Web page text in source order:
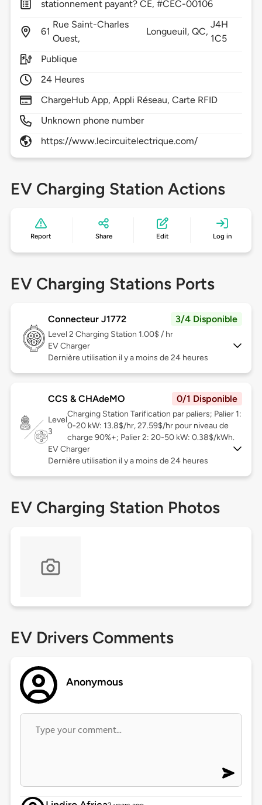
stationnement payant? CE, #CEC-00106
61
Rue Saint-Charles
Ouest,
Longueuil,QC,
J4H
1C5
Publique
24 Heures
ChargeHub App, Appli Réseau, Carte RFID
Unknown phone number
https://www.lecircuitelectrique.com/
EV Charging Station Actions
Report Share Edit Log in
EV Charging Stations Ports
Connecteur J1772 3/4 Disponible
Level 2 Charging Station 1.00$ / hr
EV Charger
Dernière utilisation il y a moins de 24 heures
CCS & CHAdeMO 0/1 Disponible
Level
3
Charging Station Tarification par paliers; Palier 1:
0-20 kW: 13.8$/hr, 27.59$/hr pour niveau de
charge 90%+; Palier 2: 20-50 kW: 0.38$/kWh.
EV Charger
Dernière utilisation il y a moins de 24 heures
EV Charging Station Photos
EV Drivers Comments
Anonymous